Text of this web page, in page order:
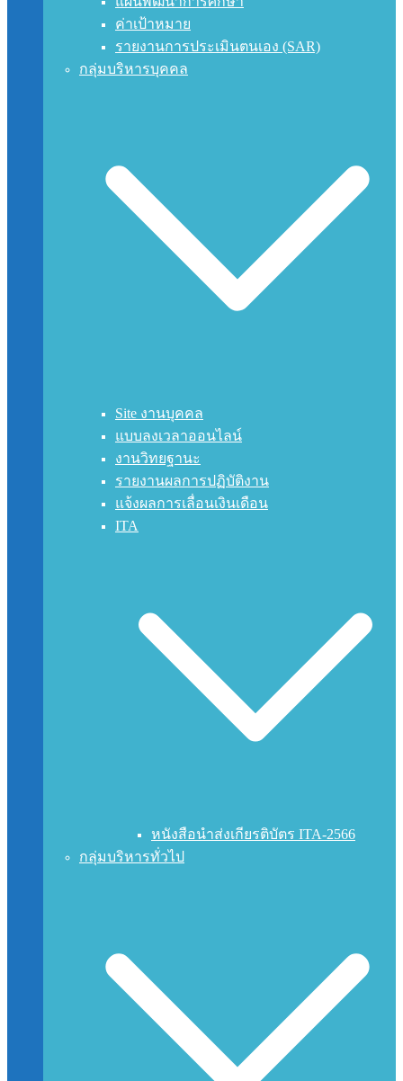
ค่าเป้าหมาย
รายงานการประเมินตนเอง (SAR)
กลุ่มบริหารบุคคล
Site งานบุคคล
แบบลงเวลาออนไลน์
งานวิทยฐานะ
รายงานผลการปฏิบัติงาน
แจ้งผลการเลื่อนเงินเดือน
ITA
หนังสือนำส่งเกียรติบัตร ITA-2566
กลุ่มบริหารทั่วไป